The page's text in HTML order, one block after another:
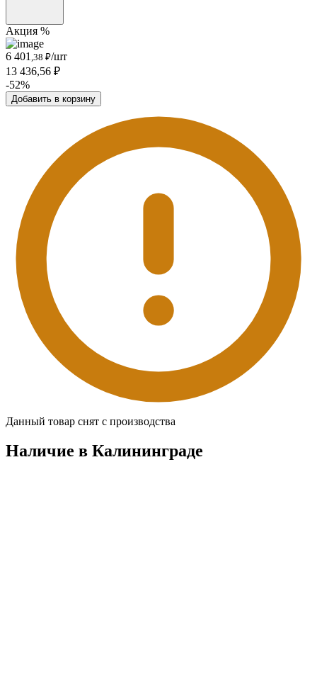
Акция %
6 401 ,38 ₽/шт
13 436,56 ₽
-52%
Добавить в корзину
Данный товар снят с производства
Наличие в Калининградe